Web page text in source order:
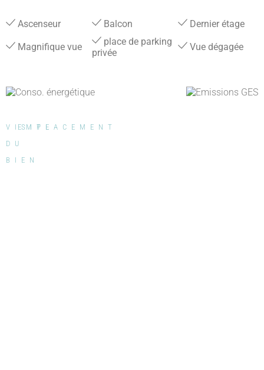
Ascenseur Balcon Dernier étage
Magnifique vue
place de parking
privée
Vue dégagée
VISITE
DU
BIEN
EMPLACEMENT